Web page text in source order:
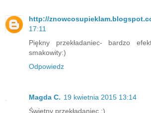
http://
17:11
Piękny przekładaniec- bardzo
smakowity:)
Odpowiedz
Magda C. 19 kwietnia 2015 13:14
Świetny przekładaniec :)